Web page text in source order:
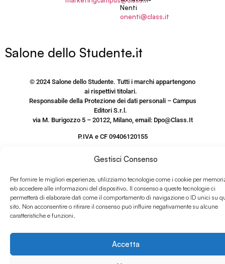
Gestisci Consenso
Per fornire le migliori esperienze, utilizziamo tecnologie come i cookie per
e/o accedere alle informazioni del dispositivo. Il consenso a queste tecnologie ci
permetterà di elaborare dati come il comportamento di navigazione o ID unici su
sito. Non acconsentire o ritirare il consenso può influire negativamente su alcune
caratteristiche e funzioni.
Accetta
Nenti
onenti@class.it
Salone dello Studente.it
© 2024 Salone dello Studente. Tutti i marchi appartengono
ai rispettivi titolari.
Responsabile della Protezione dei dati personali – Campus
Editori S.r.l.
via M. Burigozzo 5 – 20122, Milano, email: Dpo@Class.It
P.IVA e CF 09406120155
PRIVACY POLICY SITO
COOKIE POLICY